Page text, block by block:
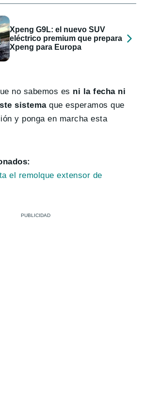
Xpeng G9L: el nuevo SUV
eléctrico premium que prepara
Xpeng para Europa
no sabemos es ni la fecha ni
sistemaque esperamos que
y ponga en marcha esta
el remolque extensor de